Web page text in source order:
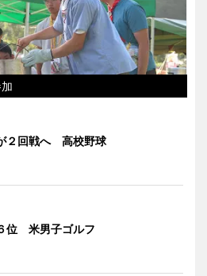
２回戦へ 高校野球
位 米男子ゴルフ